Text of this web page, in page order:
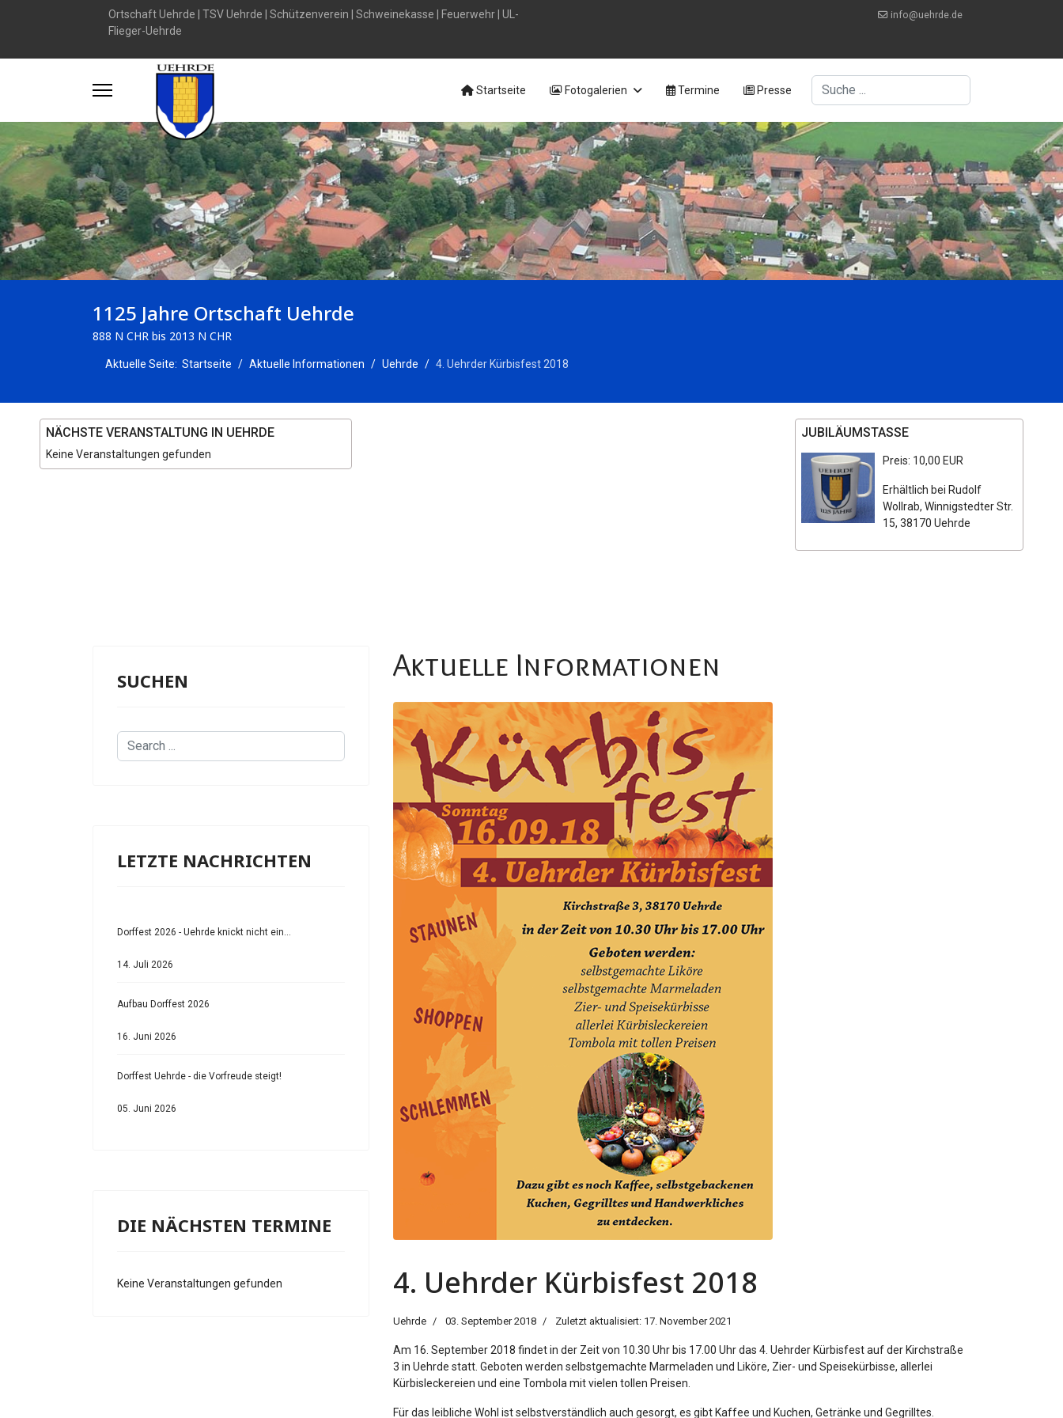
Ortschaft Uehrde TSV Uehrde Schützenverein Schweinekasse Feuerwehr UL-
Flieger-Uehrde
info@uehrde.de
Startseite Fotogalerien Termine Presse
Suchen
1125 Jahre Ortschaft Uehrde
888 N CHR bis 2013 N CHR
Aktuelle Seite: Startseite Aktuelle Informationen Uehrde 4. Uehrder Kürbisfest 2018
NÄCHSTE VERANSTALTUNG IN UEHRDE
Keine Veranstaltungen gefunden
JUBILÄUMSTASSE
Preis: 10,00 EUR
Erhältlich bei Rudolf
Wollrab, Winnigstedter Str.
15, 38170 Uehrde
SUCHEN
Search
LETZTE NACHRICHTEN
Dorffest 2026 - Uehrde knickt nicht ein...
14. Juli 2026
Aufbau Dorffest 2026
16. Juni 2026
Dorffest Uehrde - die Vorfreude steigt!
05. Juni 2026
DIE NÄCHSTEN TERMINE
Keine Veranstaltungen gefunden
Aktuelle Informationen
4. Uehrder Kürbisfest 2018
Uehrde 03. September 2018 Zuletzt aktualisiert: 17. November 2021
Am 16. September 2018 findet in der Zeit von 10.30 Uhr bis 17.00 Uhr das 4. Uehrder Kürbisfest auf der Kirchstraße
3 in Uehrde statt. Geboten werden selbstgemachte Marmeladen und Liköre, Zier- und Speisekürbisse, allerlei
Kürbisleckereien und eine Tombola mit vielen tollen Preisen.
Für das leibliche Wohl ist selbstverständlich auch gesorgt, es gibt Kaffee und Kuchen, Getränke und Gegrilltes.